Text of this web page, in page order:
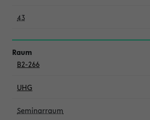
43
B2-266
UHG
Seminarraum